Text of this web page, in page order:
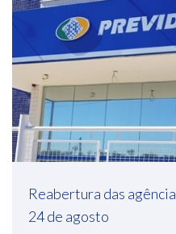
Reabertura das
24 de agosto